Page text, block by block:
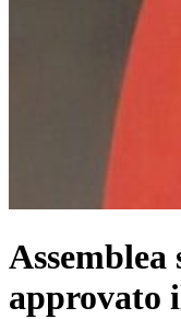
approvato